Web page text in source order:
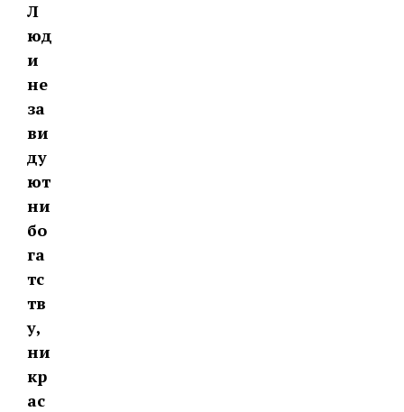
Л
юд
и
не
за
ви
ду
ют
ни
бо
га
тс
тв
у,
ни
кр
ас